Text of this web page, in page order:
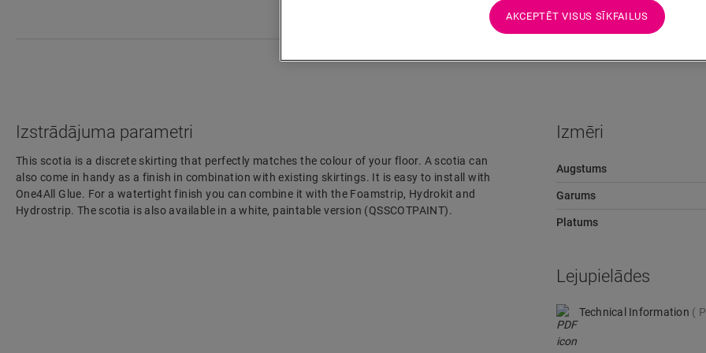
Lejupielādes
Izstrādājuma parametri
This scotia is a discrete skirting that perfectly matches the colour of your floor. A scotia can
also come in handy as a finish in combination with existing skirtings. It is easy to install with
One4All Glue. For a watertight finish you can combine it with the Foamstrip, Hydrokit and
Hydrostrip. The scotia is also available in a white, paintable version (QSSCOTPAINT).
Izmēri
Augstums
Garums
Platums
Lejupielādes
Technical Information
AKCEPTĒT VISUS SĪKFAILUS